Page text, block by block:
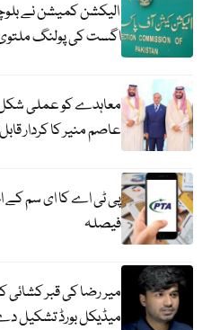
اگست کی پولنگ
معاہدے کو عملی
عاصم منیر کا کردار
پی ٹی اے کا ای سم کے
فیصلہ
میر رضا کی قبر کشائی
میڈیکل بورڈ تشکیل